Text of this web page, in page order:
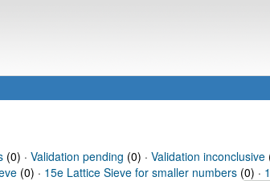
(0) · Validation pending (0) · Validation inconclusive
(0) · 15e Lattice Sieve for smaller numbers (0) ·